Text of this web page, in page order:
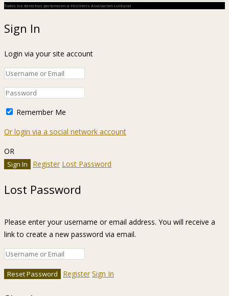
Todos los derechos pertenecen a Hislibris Asociación cultural
Sign In
Login via your site account
Remember Me
Or login via a social network account
OR
Register Lost Password
Lost Password
Please enter your username or email address. You will receive a
link to create a new password via email.
Register Sign In